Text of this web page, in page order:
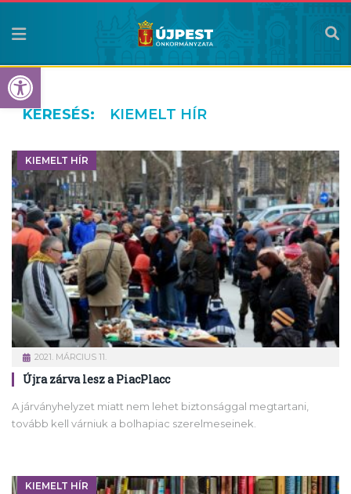
Eszköztár megnyitása
KERESÉS: KIEMELT HÍR
KIEMELT HÍR
2021. MÁRCIUS 11.
Újra zárva lesz a PiacPlacc
A járványhelyzet miatt nem lehet biztonsággal megtartani,
tovább kell várniuk a bolhapiac szerelmeseinek.
KIEMELT HÍR